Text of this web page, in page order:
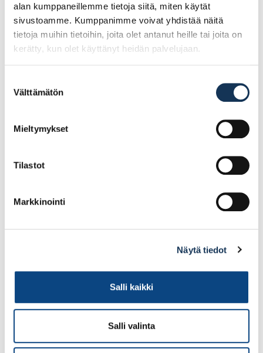
alan kumppaneillemme tietoja siitä, miten käytät
sivustoamme. Kumppanimme voivat yhdistää näitä
tietoja muihin tietoihin, joita olet antanut heille tai joita on
kerätty, kun olet käyttänyt heidän palvelujaan.
valinta
Välttämätön
Mieltymykset
Tilastot
Markkinointi
Näytä tiedot
Salli kaikki
Salli valinta
PZ2/50mm 10kpl/pkt
Lisää tilauskoriin
PH3/150mm 5kpl/pkt
Lisää tilauskoriin